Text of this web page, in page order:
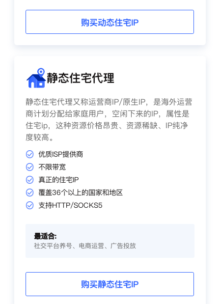
购买动态住宅IP
静态住宅代理
静态住宅代理又称运营商IP/原生IP，是海外运营
商计划分配给家庭用户，空闲下来的IP，属性是
住宅ip，这种资源价格昂贵、资源稀缺、IP纯净
度较高。
优质ISP提供商
不限带宽
真正的住宅IP
覆盖36个以上的国家和地区
支持HTTP/SOCKS5
最适合:
社交平台养号、电商运营、广告投放
购买静态住宅IP